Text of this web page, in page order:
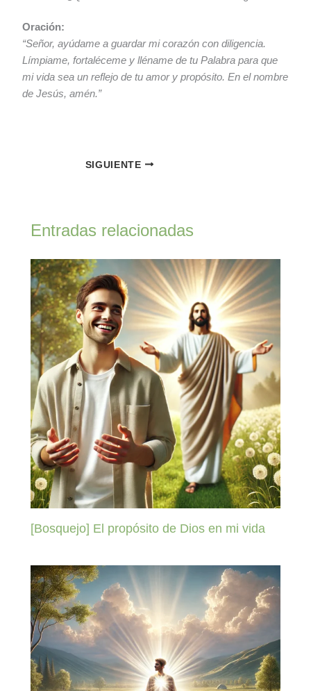
Oración:
“Señor, ayúdame a guardar mi corazón con diligencia.
Límpiame, fortaléceme y lléname de tu Palabra para que
mi vida sea un reflejo de tu amor y propósito. En el nombre
de Jesús, amén.”
SIGUIENTE
Entradas relacionadas
[Bosquejo] El propósito de Dios en mi vida